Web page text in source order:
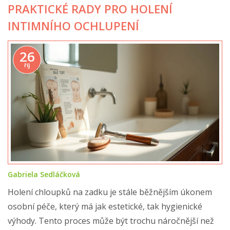
PRAKTICKÉ RADY PRO HOLENÍ
INTIMNÍHO OCHLUPENÍ
26
říj
Gabriela Sedláčková
Holení chloupků na zadku je stále běžnějším úkonem
osobní péče, který má jak estetické, tak hygienické
výhody. Tento proces může být trochu náročnější než